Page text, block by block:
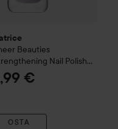
Beauties
Nail Polish
Lavender Whispers
€
OSTA